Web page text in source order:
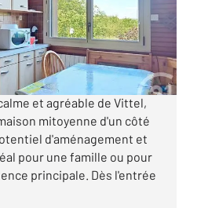
€
et agréable de Vittel,
mitoyenne d'un côté
d'aménagement et
pour une famille ou pour
principale. Dès l'entrée